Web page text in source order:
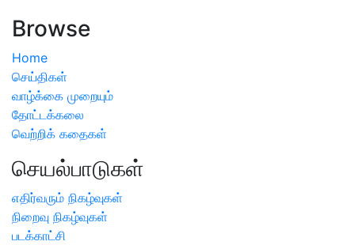
Browse
Home
செய்திகள்
வாழ்க்கை முறையும்
தோட்டக்கலை
வெற்றிக் கதைகள்
செயல்பாடுகள்
எதிர்வரும் நிகழ்வுகள்
நிறைவு நிகழ்வுகள்
படக்காட்சி